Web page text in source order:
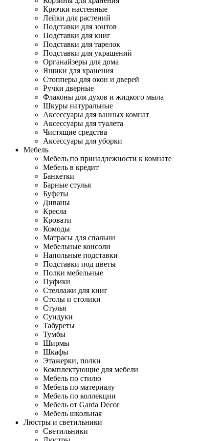
Крючки настенные
Лейки для растений
Подставки для зонтов
Подставки для книг
Подставки для тарелок
Подставки для украшений
Органайзеры для дома
Ящики для хранения
Стопперы для окон и дверей
Ручки дверные
Флаконы для духов и жидкого мыла
Шкуры натуральные
Аксессуары для ванных комнат
Аксессуары для туалета
Чистящие средства
Аксессуары для уборки
Мебель
Мебель по принадлежности к комнате
Мебель в кредит
Банкетки
Барные стулья
Буфеты
Диваны
Кресла
Кровати
Комоды
Матрасы для спальни
Мебельные консоли
Напольные подставки
Подставки под цветы
Полки мебельные
Пуфики
Стеллажи для книг
Столы и столики
Стулья
Сундуки
Табуреты
Тумбы
Ширмы
Шкафы
Этажерки, полки
Комплектующие для мебели
Мебель по стилю
Мебель по материалу
Мебель по коллекции
Мебель от Garda Decor
Мебель школьная
Люстры и светильники
Светильники